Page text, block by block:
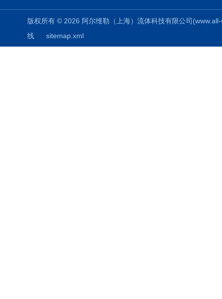
版权所有 © 2026 阿尔维勒（上海）流体科技有限公司
线
sitemap.xml